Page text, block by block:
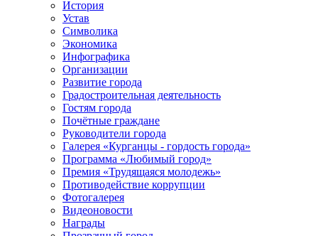
История
Устав
Символика
Экономика
Инфографика
Организации
Развитие города
Градостроительная деятельность
Гостям города
Почётные граждане
Руководители города
Галерея «Курганцы - гордость города»
Программа «Любимый город»
Премия «Трудящаяся молодежь»
Противодействие коррупции
Фотогалерея
Видеоновости
Награды